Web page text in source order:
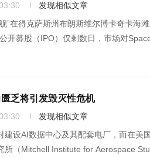
发现相似文章
”在得克萨斯州布朗斯维尔博卡奇卡
开募股（IPO）仅剩数日，市场对
乏将引发毁灭性危机
发现相似文章
建设AI数据中心及其配套电厂，而在
所（Mitchell Institute for Aerospace